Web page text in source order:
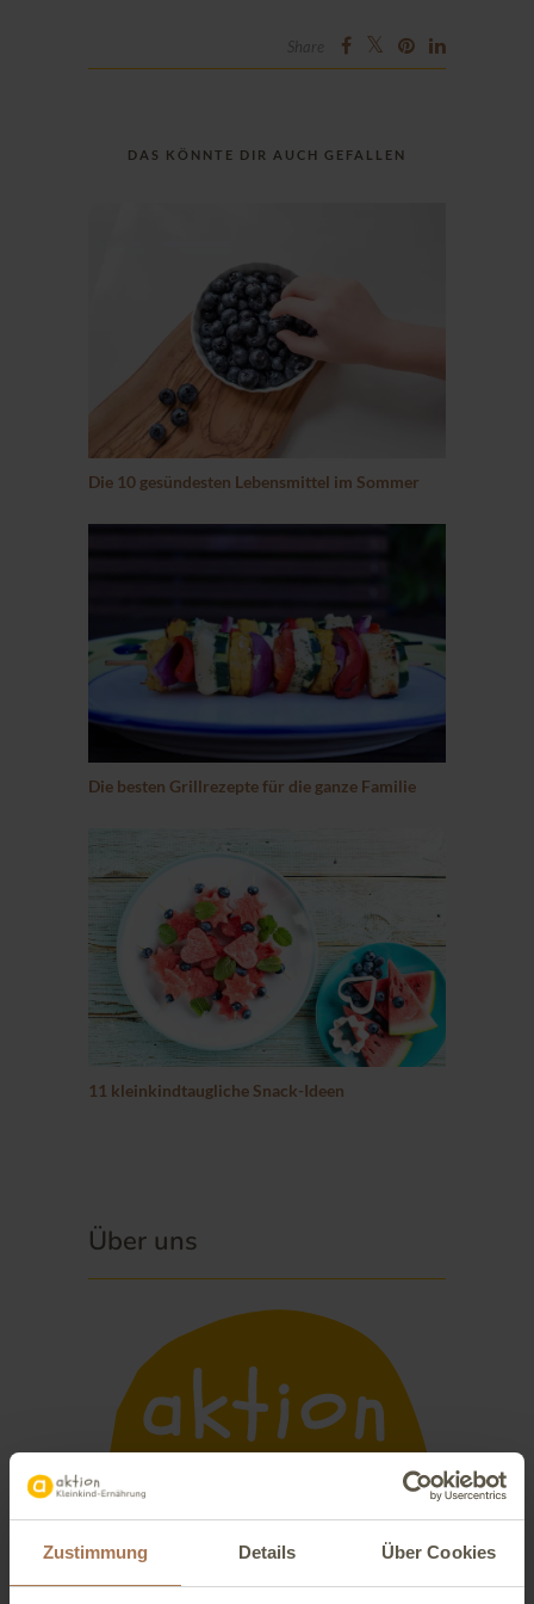
Zustimmung Details Über Cookies
Share
DAS KÖNNTE DIR AUCH GEFALLEN
Die 10 gesündesten Lebensmittel im Sommer
Die besten Grillrezepte für die ganze Familie
11 kleinkindtaugliche Snack-Ideen
Über uns